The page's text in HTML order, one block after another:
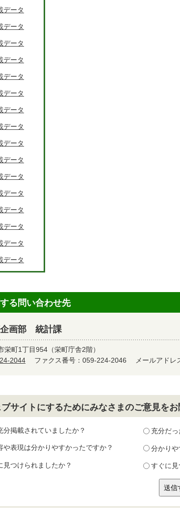
データ
データ
データ
データ
データ
データ
データ
データ
データ
データ
データ
データ
データ
データ
データ
データ
る問い合わせ先
画部 統計課
栄町1丁目954（栄町庁舎2階）
2044 ファクス番号：059-224-2046 メールアドレ
サイトにするためにみなさまのご意見を
分掲載されていましたか？ 充分だっ
や表現は分かりやすかったですか？ 分かりや
見つけられましたか？ すぐに見